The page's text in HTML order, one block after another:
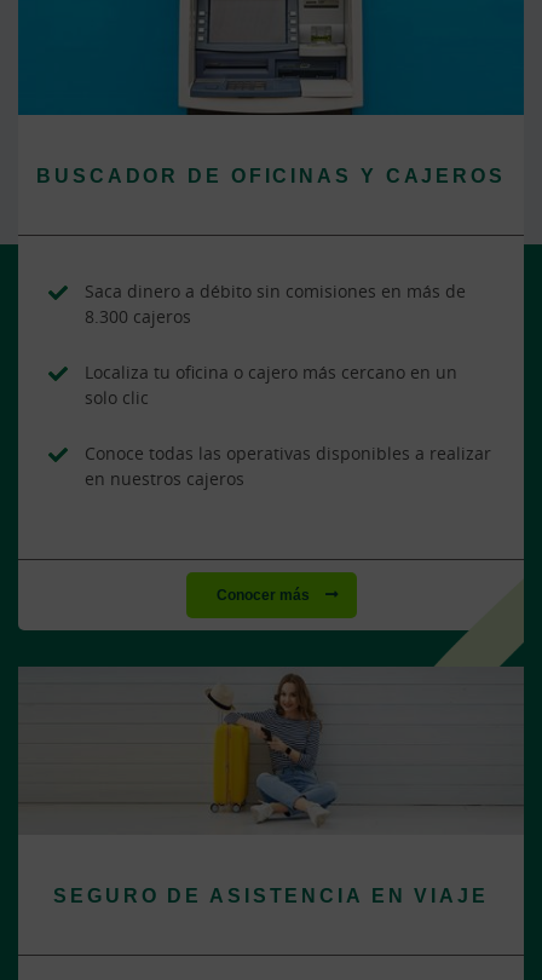
BUSCADOR DE OFICINAS Y CAJEROS
Saca dinero a débito sin comisiones en más de
8.300 cajeros
Localiza tu oficina o cajero más cercano en un
solo clic
Conoce todas las operativas disponibles a realizar
en nuestros cajeros
Conocer más
SEGURO DE ASISTENCIA EN VIAJE